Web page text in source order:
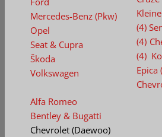
Mercedes-Benz (Pkw)
Opel
Seat & Cupra
Škoda
Volkswagen
Alfa Romeo
Bentley & Bugatti
Chevrolet (Daewoo)
(4)
(4)
(4)
Epica